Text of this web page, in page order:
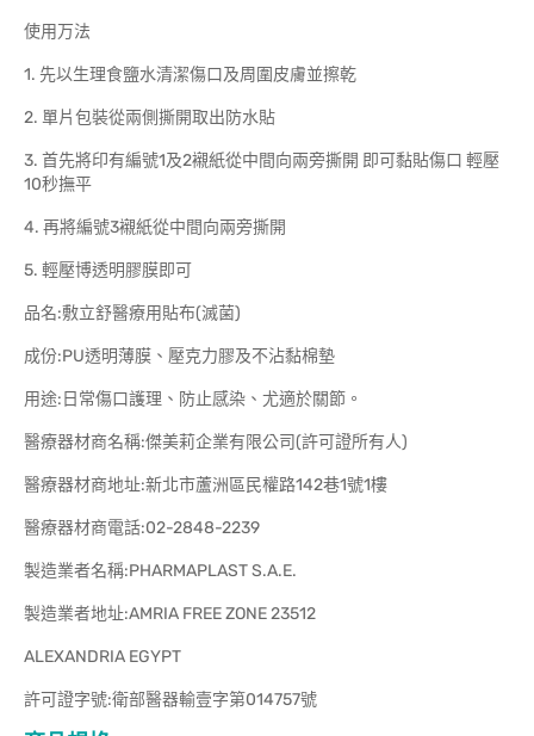
使用万法
1. 先以生理食鹽水清潔傷口及周圍皮膚並擦乾
2. 單片包裝從兩側撕開取出防水貼
3. 首先將印有編號1及2襯紙從中間向兩旁撕開 即可黏貼傷口 輕壓
10秒撫平
4. 再將編號3襯紙從中間向兩旁撕開
5. 輕壓博透明膠膜即可
品名:敷立舒醫療用貼布(滅菌)
成份:PU透明薄膜、壓克力膠及不沾黏棉墊
用途:日常傷口護理、防止感染、尤適於關節。
醫療器材商名稱:傑美莉企業有限公司(許可證所有人)
醫療器材商地址:新北市蘆洲區民權路142巷1號1樓
醫療器材商電話:02-2848-2239
製造業者名稱:PHARMAPLAST S.A.E.
製造業者地址:AMRIA FREE ZONE 23512
ALEXANDRIA EGYPT
許可證字號:衛部醫器輸壹字第014757號